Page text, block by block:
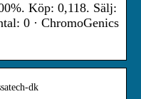
Köp: 0,118. Sälj:
0 · ChromoGenics
dk